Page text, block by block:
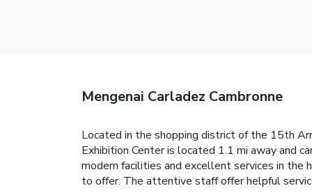
Mengenai Carladez Cambronne
Located in the shopping district of the 15th
Exhibition Center is located 1.1 mi away and
modern facilities and excellent services in the
to offer. The attentive staff offer helpful